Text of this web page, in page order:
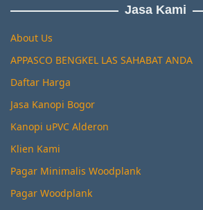
Jasa Kami
About Us
APPASCO BENGKEL LAS SAHABAT ANDA
Daftar Harga
Jasa Kanopi Bogor
Kanopi uPVC Alderon
Klien Kami
Pagar Minimalis Woodplank
Pagar Woodplank